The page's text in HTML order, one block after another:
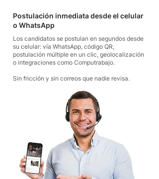
Postulación inmediata desde el celular
o WhatsApp
Los candidatos se postulan en segundos desde
su celular: vía WhatsApp, código QR,
postulación múltiple en un clic, geolocalización
o integraciones como Computrabajo.
Sin fricción y sin correos que nadie revisa.